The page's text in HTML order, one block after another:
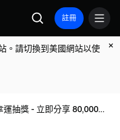
註冊
。請切換到美國網站以使
抽獎 - 立即分享 80,000